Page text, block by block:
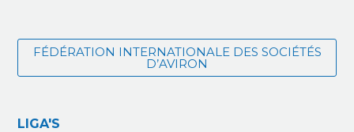
FÉDÉRATION INTERNATIONALE DES SOCIÉTÉS
D’AVIRON
LIGA'S